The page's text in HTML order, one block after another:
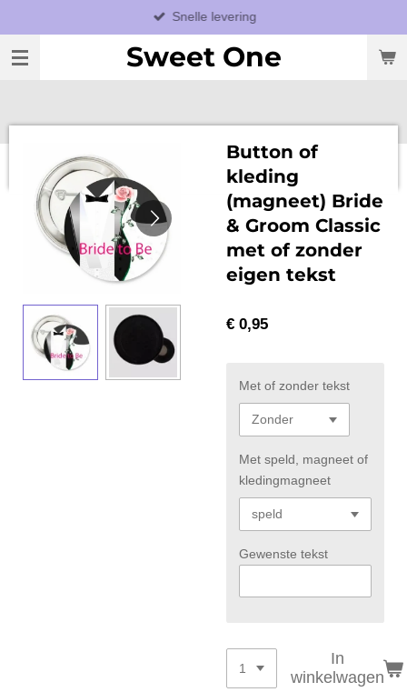
direct
naar
Sweet One
Snelle levering
Button of
kleding
(magneet) Bride
& Groom Classic
met of zonder
eigen tekst
€ 0,95
Met of zonder tekst
Met speld, magneet of
kledingmagneet
Gewenste tekst
In
winkelwagen